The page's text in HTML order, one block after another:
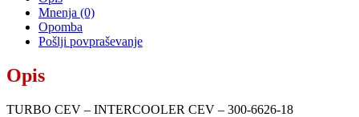
Mnenja (0)
Opomba
Pošlji povpraševanje
Opis
TURBO CEV – INTERCOOLER CEV – 300-6626-18